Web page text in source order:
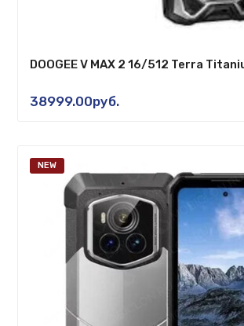
DOOGEE V MAX 2 16/512 Terra
38999.00руб.
NEW